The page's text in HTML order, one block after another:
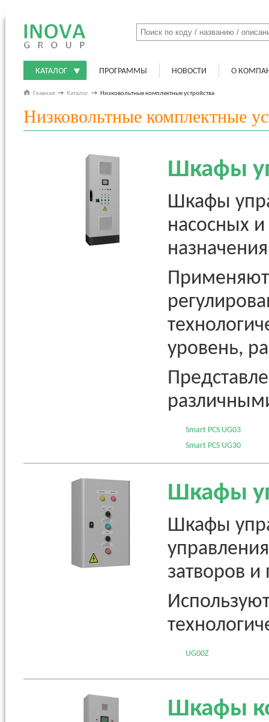
КАТАЛОГ ПРОГРАММЫ НОВОСТИ О
Главная → Каталог → Низковольтные комплектные устройства
Низковольтные комплектные
Шкафы
Шкафы
насосных
уровень,
Smart PCS UG03
Smart PCS UG30
Шкафы
Шкафы
затворов и
UG00Z
Шкафы